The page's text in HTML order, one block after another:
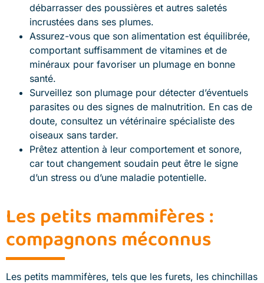
débarrasser des poussières et autres saletés
incrustées dans ses plumes.
Assurez-vous que son alimentation est équilibrée,
comportant suffisamment de vitamines et de
minéraux pour favoriser un plumage en bonne
santé.
Surveillez son plumage pour détecter d’éventuels
parasites ou des signes de malnutrition. En cas de
doute, consultez un vétérinaire spécialiste des
oiseaux sans tarder.
Prêtez attention à leur comportement et sonore,
car tout changement soudain peut être le signe
d’un stress ou d’une maladie potentielle.
Les petits mammifères :
compagnons méconnus
Les petits mammifères, tels que les furets, les chinchillas